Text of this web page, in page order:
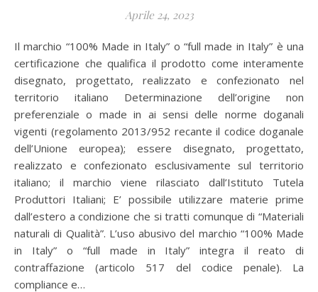
Aprile 24, 2023
Il marchio “100% Made in Italy” o “full made in Italy” è una
certificazione che qualifica il prodotto come interamente
disegnato, progettato, realizzato e confezionato nel
territorio italiano Determinazione dell’origine non
preferenziale o made in ai sensi delle norme doganali
vigenti (regolamento 2013/952 recante il codice doganale
dell’Unione europea); essere disegnato, progettato,
realizzato e confezionato esclusivamente sul territorio
italiano; il marchio viene rilasciato dall’Istituto Tutela
Produttori Italiani; E’ possibile utilizzare materie prime
dall’estero a condizione che si tratti comunque di “Materiali
naturali di Qualità”. L’uso abusivo del marchio “100% Made
in Italy” o “full made in Italy” integra il reato di
contraffazione (articolo 517 del codice penale). La
compliance e…